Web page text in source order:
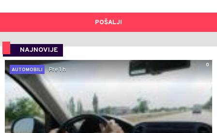
POŠALJI
NAJNOVIJE
0
AUTOMOBILI
Pre 1 h